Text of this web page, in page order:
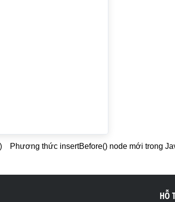
Phương thức insertBefore() node mới trong
HỖ